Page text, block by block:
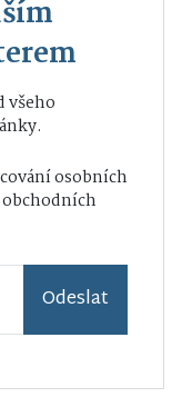
všeho
osobních
Odeslat